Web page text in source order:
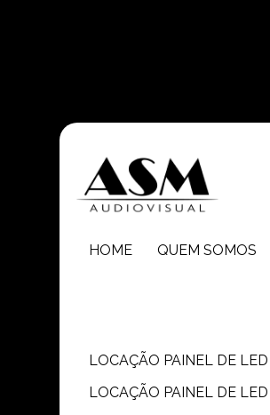
HOME QUEM SOMOS
LOCAÇÃO PAINEL DE
LOCAÇÃO PAINEL DE